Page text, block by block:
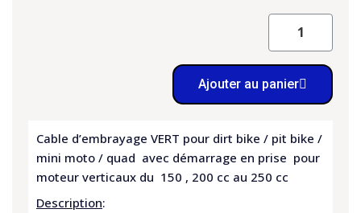
Ajouter au panier
Cable d’embrayage VERT pour dirt bike / pit bike /
mini moto / quad avec démarrage en prise pour
moteur verticaux du 150 , 200 cc au 250 cc
Description: